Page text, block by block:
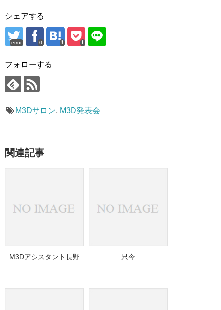
シェアする
error 0
フォローする
M3Dサロン, M3D発表会
関連記事
M3Dアシスタント長野 只今